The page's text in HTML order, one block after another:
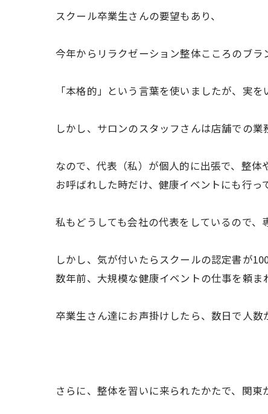
スクール卒業生さんの要望もあり、
今年からリラクゼーション整体こころのブ
「本格的」という言葉を使いましたが、実を
しかし、サロンのスタッフさんは店舗での
なので、代表（私）が個人的に出張で、整体
お呼ばれした時だけ、健康イベントにも行っ
私もどうしても会社の代表をしているので、
しかし、気が付いたらスクールの認定書が
数年前、大規模な健康イベントの仕事を頼ま
卒業生さん達にお声掛けしたら、数日で人数
さらに、整体を習いに来られたかたで、関東